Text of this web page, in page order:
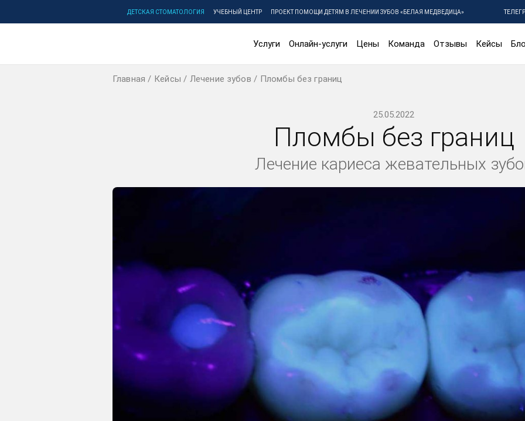
ДЕТСКАЯ СТОМАТОЛОГИЯ УЧЕБНЫЙ ЦЕНТР ПРОЕКТ ПОМОЩИ ДЕТЯМ В ЛЕЧЕНИИ ЗУБОВ «БЕЛАЯ МЕДВЕДИЦА»
Услуги Онлайн-услуги Цены Команда Отзывы Кейсы
Главная Кейсы Лечение зубов Пломбы без границ
25.05.2022
Пломбы без границ
Лечение кариеса жевательных